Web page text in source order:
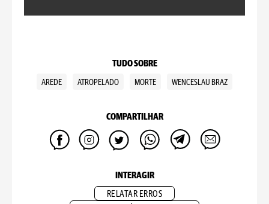
TUDO SOBRE
AREDE ATROPELADO MORTE WENCESLAU BRAZ
COMPARTILHAR
INTERAGIR
RELATAR ERROS